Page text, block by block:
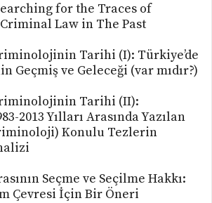
for the Traces of
Law in The Past
Tarihi (I): Türkiye’de
Geçmiş ve Geleceği (var mıdır?)
Tarihi (II):
2013 Yılları Arasında Yazılan
Konulu Tezlerin
Seçme ve Seçilme Hakkı:
Çevresi İçin Bir Öneri